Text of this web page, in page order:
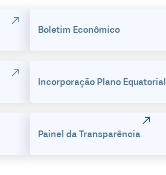
Boletim Econômico
Incorporação Plano Equatorial
Painel da Transparência